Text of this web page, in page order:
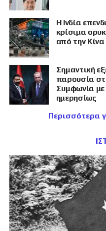
Η Ινδία
κρίσιμα
από την Κίνα
Σημαντική
παρουσία
Συμφωνία με
ημερησίως
Περισσότερα